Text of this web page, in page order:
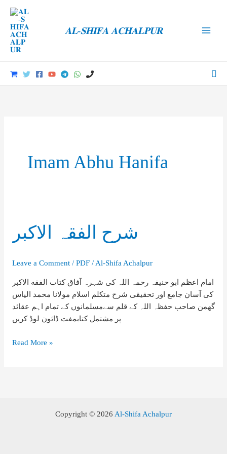
content
𝐀𝐋-𝐒𝐇𝐈𝐅𝐀 𝐀𝐂𝐇𝐀𝐋𝐏𝐔𝐑
Imam Abhu Hanifa
شرح الفقہ الاکبر
Leave a Comment / PDF/ Al-Shifa Achalpur
امام اعظم ابو حنیفہ رحمہ اللہ کی شہرہ آفاق کتاب الفقه الاکبر
کی آسان جامع اور تحقیقی شرح متکلم اسلام مولانا محمد الیاس
گھمن صاحب حفظہ اللہ کے قلم سےمسلمانوں کے تمام اہم عقائد
پر مشتمل کتابمفت ڈائون لوڈ کریں
شرح
Read More »
Copyright © 2026 Al-Shifa Achalpur